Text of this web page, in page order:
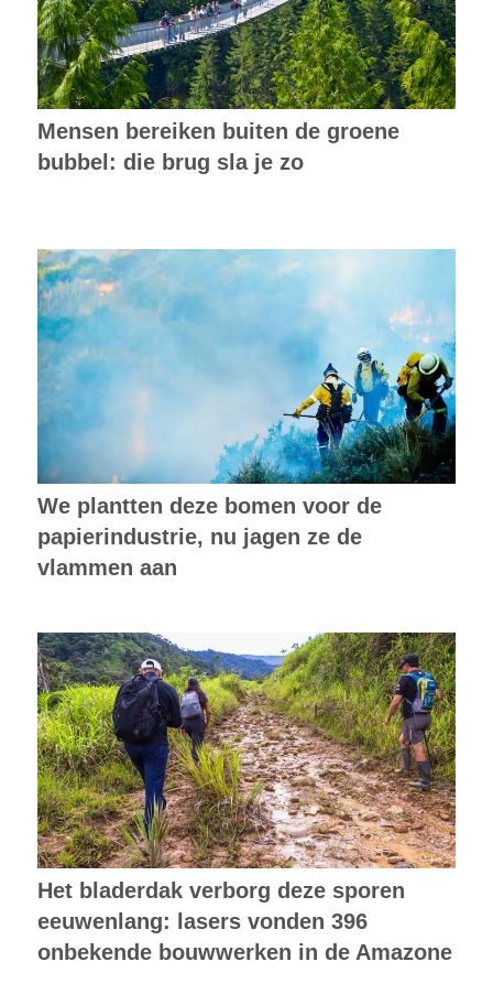
Mensen bereiken buiten de groene
bubbel: die brug sla je zo
We plantten deze bomen voor de
papierindustrie, nu jagen ze de
vlammen aan
Het bladerdak verborg deze sporen
eeuwenlang: lasers vonden 396
onbekende bouwwerken in de Amazone